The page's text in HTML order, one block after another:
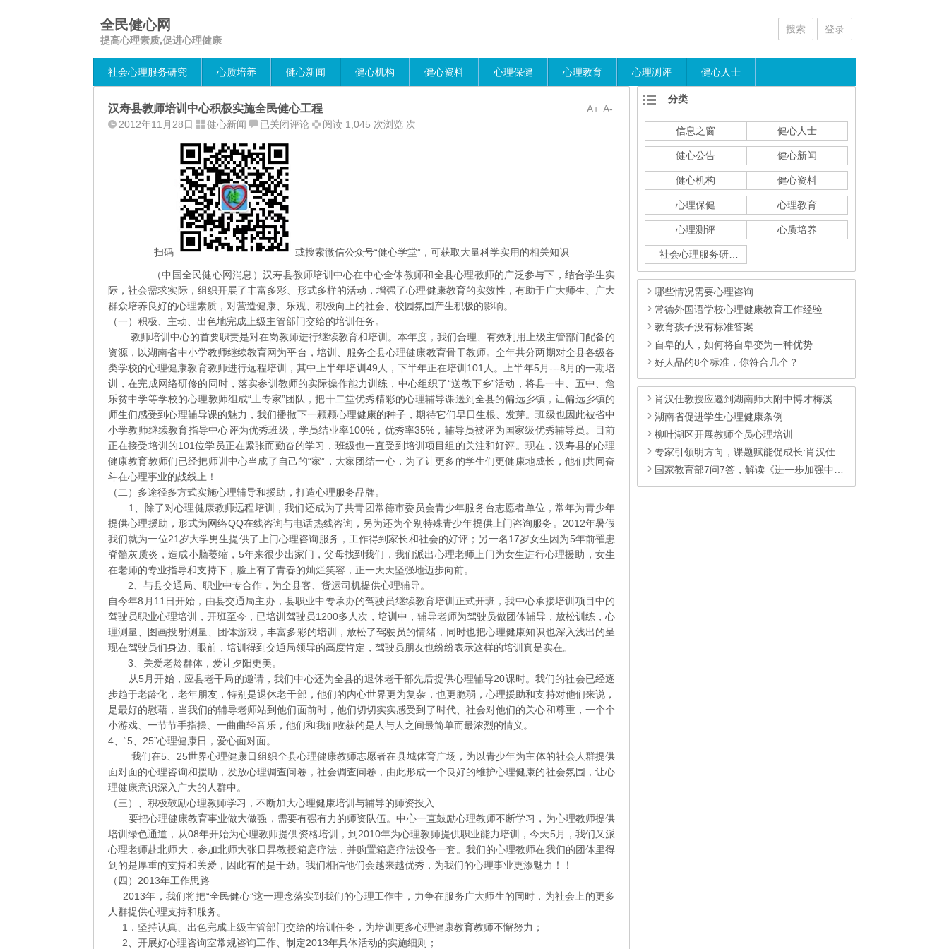
全民健心网
提高心理素质,促进心理健康
搜索 登录
社会心理服务研究 心质培养 健心新闻 健心机构 健心资料 心理保健 心理教育 心理测评 健心人士
A-
A+
汉寿县教师培训中心积极实施全民健心工程
2012年11月28日 健心新闻
汉
县
教
师
培
训
中
心
极
实
施
全
民
健
心
工
程
已关闭评论 阅读 1,045 次浏览 次
扫码
或搜索微信公众号“健心学堂”，可获取大量科学实用的相关知识
（中国全民健心网消息）汉寿县教师培训中心在中心全体教师和全县心理教师的广泛参与下，结合学生实
际，社会需求实际，组织开展了丰富多彩、形式多样的活动，增强了心理健康教育的实效性，有助于广大师生、广大
群众培养良好的心理素质，对营造健康、乐观、积极向上的社会、校园氛围产生积极的影响。
（一）积极、主动、出色地完成上级主管部门交给的培训任务。
教师培训中心的首要职责是对在岗教师进行继续教育和培训。本年度，我们合理、有效利用上级主管部门配备的
资源，以湖南省中小学教师继续教育网为平台，培训、服务全县心理健康教育骨干教师。全年共分两期对全县各级各
类学校的心理健康教育教师进行远程培训，其中上半年培训49人，下半年正在培训101人。上半年5月---8月的一期培
训，在完成网络研修的同时，落实参训教师的实际操作能力训练，中心组织了“送教下乡”活动，将县一中、五中、詹
乐贫中学等学校的心理教师组成“土专家”团队，把十二堂优秀精彩的心理辅导课送到全县的偏远乡镇，让偏远乡镇的
师生们感受到心理辅导课的魅力，我们播撒下一颗颗心理健康的种子，期待它们早日生根、发芽。班级也因此被省中
小学教师继续教育指导中心评为优秀班级，学员结业率100%，优秀率35%，辅导员被评为国家级优秀辅导员。目前
正在接受培训的101位学员正在紧张而勤奋的学习，班级也一直受到培训项目组的关注和好评。现在，汉寿县的心理
健康教育教师们已经把师训中心当成了自己的“家”，大家团结一心，为了让更多的学生们更健康地成长，他们共同奋
斗在心理事业的战线上！
（二）多途径多方式实施心理辅导和援助，打造心理服务品牌。
1、除了对心理健康教师远程培训，我们还成为了共青团常德市委员会青少年服务台志愿者单位，常年为青少年
提供心理援助，形式为网络QQ在线咨询与电话热线咨询，另为还为个别特殊青少年提供上门咨询服务。2012年暑假
我们就为一位21岁大学男生提供了上门心理咨询服务，工作得到家长和社会的好评；另一名17岁女生因为5年前罹患
脊髓灰质炎，造成小脑萎缩，5年来很少出家门，父母找到我们，我们派出心理老师上门为女生进行心理援助，女生
在老师的专业指导和支持下，脸上有了青春的灿烂笑容，正一天天坚强地迈步向前。
2、与县交通局、职业中专合作，为全县客、货运司机提供心理辅导。
自今年8月11日开始，由县交通局主办，县职业中专承办的驾驶员继续教育培训正式开班，我中心承接培训项目中的
驾驶员职业心理培训，开班至今，已培训驾驶员1200多人次，培训中，辅导老师为驾驶员做团体辅导，放松训练，心
理测量、图画投射测量、团体游戏，丰富多彩的培训，放松了驾驶员的情绪，同时也把心理健康知识也深入浅出的呈
现在驾驶员们身边、眼前，培训得到交通局领导的高度肯定，驾驶员朋友也纷纷表示这样的培训真是实在。
3、关爱老龄群体，爱让夕阳更美。
从5月开始，应县老干局的邀请，我们中心还为全县的退休老干部先后提供心理辅导20课时。我们的社会已经逐
步趋于老龄化，老年朋友，特别是退休老干部，他们的内心世界更为复杂，也更脆弱，心理援助和支持对他们来说，
是最好的慰藉，当我们的辅导老师站到他们面前时，他们切切实实感受到了时代、社会对他们的关心和尊重，一个个
小游戏、一节节手指操、一曲曲轻音乐，他们和我们收获的是人与人之间最简单而最浓烈的情义。
4、“5、25”心理健康日，爱心面对面。
我们在5、25世界心理健康日组织全县心理健康教师志愿者在县城体育广场，为以青少年为主体的社会人群提供
面对面的心理咨询和援助，发放心理调查问卷，社会调查问卷，由此形成一个良好的维护心理健康的社会氛围，让心
理健康意识深入广大的人群中。
（三）、积极鼓励心理教师学习，不断加大心理健康培训与辅导的师资投入
要把心理健康教育事业做大做强，需要有强有力的师资队伍。中心一直鼓励心理教师不断学习，为心理教师提供
培训绿色通道，从08年开始为心理教师提供资格培训，到2010年为心理教师提供职业能力培训，今天5月，我们又派
心理老师赴北师大，参加北师大张日昇教授箱庭疗法，并购置箱庭疗法设备一套。我们的心理教师在我们的团体里得
到的是厚重的支持和关爱，因此有的是干劲。我们相信他们会越来越优秀，为我们的心理事业更添魅力！！
（四）2013年工作思路
2013年，我们将把“全民健心”这一理念落实到我们的心理工作中，力争在服务广大师生的同时，为社会上的更多
人群提供心理支持和服务。
1．坚持认真、出色完成上级主管部门交给的培训任务，为培训更多心理健康教育教师不懈努力；
2、开展好心理咨询室常规咨询工作、制定2013年具体活动的实施细则；
分类
信息之窗 健心人士
健心公告 健心新闻
健心机构 健心资料
心理保健 心理教育
心理测评 心质培养
哪些情况需要心理咨询
常德外国语学校心理健康教育工作经验
教育孩子没有标准答案
自卑的人，如何将自卑变为一种优势
好人品的8个标准，你符合几个？
肖汉仕教授应邀到湖南师大附中博才梅溪湖中学为教师开展健心讲座
湖南省促进学生心理健康条例
柳叶湖区开展教师全员心理培训
专家引领明方向，课题赋能促成长:肖汉仕到浏阳职中指导心育研究
国家教育部7问7答，解读《进一步加强中小学生心理健康工作十条措施》